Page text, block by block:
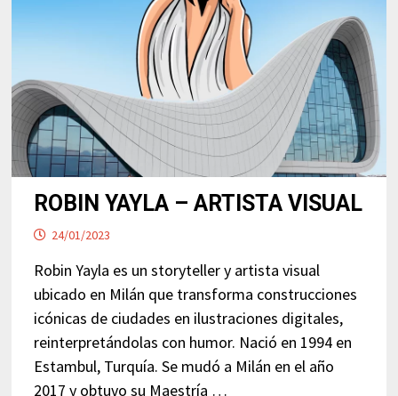
ROBIN YAYLA – ARTISTA VISUAL
24/01/2023
Robin Yayla es un storyteller y artista visual
ubicado en Milán que transforma construcciones
icónicas de ciudades en ilustraciones digitales,
reinterpretándolas con humor. Nació en 1994 en
Estambul, Turquía. Se mudó a Milán en el año
2017 y obtuvo su Maestría …